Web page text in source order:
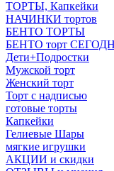
ТОРТЫ, Капкейки
НАЧИНКИ тортов
БЕНТО ТОРТЫ
БЕНТО торт
Дети+Подростки
Мужской торт
Женский торт
Торт с надписью
готовые торты
Капкейки
Гелиевые Шары
мягкие игрушки
АКЦИИ и скидки